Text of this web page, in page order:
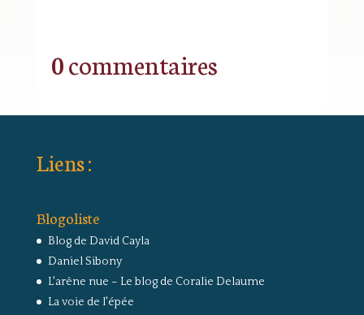
0 commentaires
Liens :
Blogoliste
Blog de David Cayla
Daniel Sibony
L'arêne nue – Le blog de Coralie Delaume
La voie de l'épée